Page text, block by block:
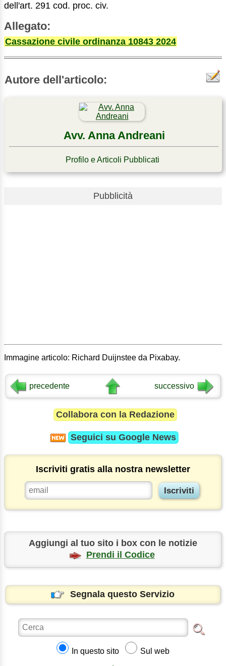
dell'art. 291 cod. proc. civ.
Allegato:
Cassazione civile ordinanza 10843 2024
Autore dell'articolo:
Avv. Anna Andreani
Profilo e Articoli Pubblicati
Pubblicità
Immagine articolo: Richard Duijnstee da Pixabay.
precedente successivo
Collabora con la Redazione
Seguici su Google News
Iscriviti gratis alla nostra newsletter
Aggiungi al tuo sito i box con le notizie
Prendi il Codice
Segnala questo Servizio
In questo sito Sul web